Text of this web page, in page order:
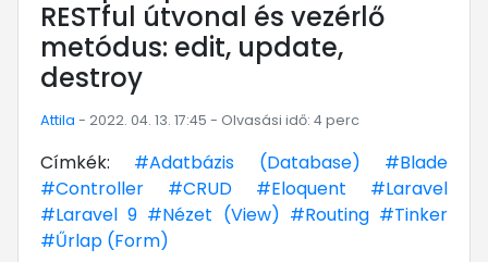
RESTful útvonal és vezérlő
metódus: edit, update,
destroy
Attila - 2022. 04. 13. 17:45 - Olvasási idő: 4 perc
Címkék: #Adatbázis (Database)
#Blade
#Controller
#CRUD #Eloquent
#Laravel
#Laravel 9 #Nézet (View) #Routing #Tinker
#Űrlap (Form)